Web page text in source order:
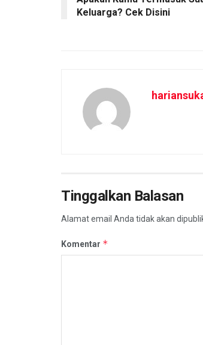
Keluarga? Cek Disini
Tinggalkan Balasan
Alamat email Anda tidak akan
Komentar *